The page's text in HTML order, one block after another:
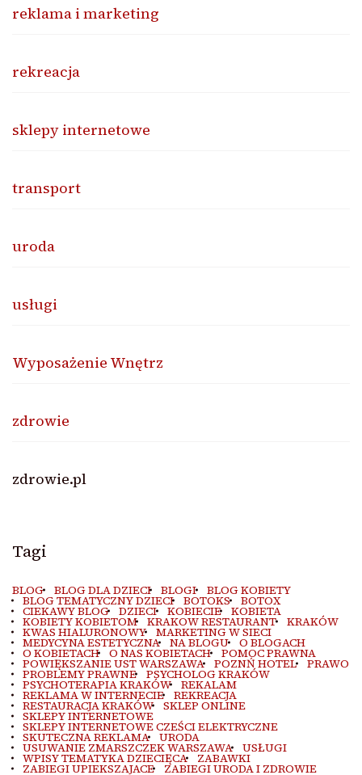
reklama i marketing
rekreacja
sklepy internetowe
transport
uroda
usługi
Wyposażenie Wnętrz
zdrowie
zdrowie.pl
Tagi
BLOG BLOG DLA DZIECI BLOGI BLOG KOBIETY
BLOG TEMATYCZNY DZIECI BOTOKS BOTOX
CIEKAWY BLOG DZIECI KOBIECIE KOBIETA
KOBIETY KOBIETOM KRAKOW RESTAURANT KRAKÓW
KWAS HIALURONOWY MARKETING W SIECI
MEDYCYNA ESTETYCZNA NA BLOGU O BLOGACH
O KOBIETACH O NAS KOBIETACH POMOC PRAWNA
POWIĘKSZANIE UST WARSZAWA POZNŃ HOTEL PRAWO
PROBLEMY PRAWNE PSYCHOLOG KRAKÓW
PSYCHOTERAPIA KRAKÓW REKALAM
REKLAMA W INTERNECIE REKREACJA
RESTAURACJA KRAKÓW SKLEP ONLINE
SKLEPY INTERNETOWE
SKLEPY INTERNETOWE CZEŚCI ELEKTRYCZNE
SKUTECZNA REKLAMA URODA
USUWANIE ZMARSZCZEK WARSZAWA USŁUGI
WPISY TEMATYKA DZIECIĘCA ZABAWKI
ZABIEGI UPIEKSZAJACE ZABIEGI URODA I ZDROWIE